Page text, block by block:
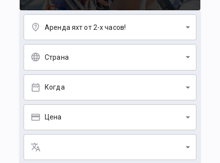
Аренда яхт от 2-х часов!
Страна
Когда
Цена